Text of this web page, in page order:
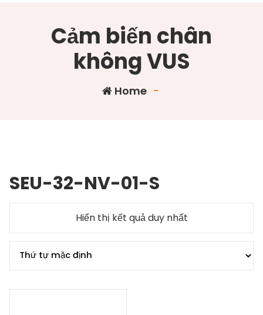
Cảm biến chân
không VUS
Home -
SEU-32-NV-01-S
Hiển thị kết quả duy nhất